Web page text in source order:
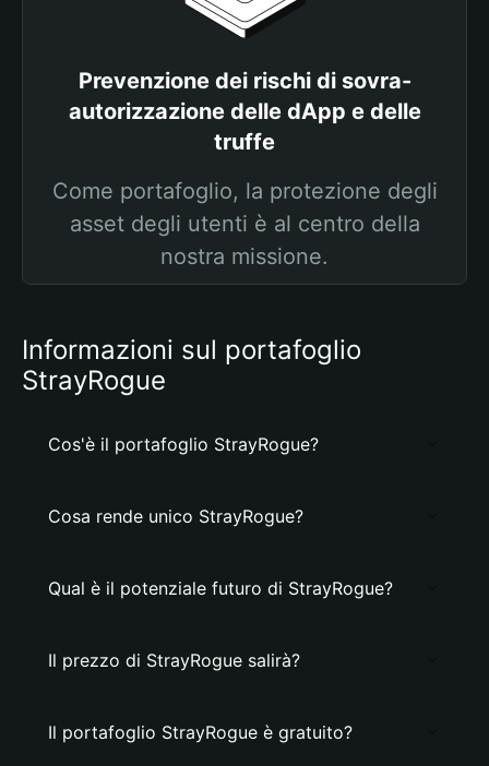
Prevenzione dei rischi di sovra-
autorizzazione delle dApp e delle
truffe
Come portafoglio, la protezione degli
asset degli utenti è al centro della
nostra missione.
Informazioni sul portafoglio
StrayRogue
Cos'è il portafoglio StrayRogue?
Cosa rende unico StrayRogue?
Qual è il potenziale futuro di StrayRogue?
Il prezzo di StrayRogue salirà?
Il portafoglio StrayRogue è gratuito?